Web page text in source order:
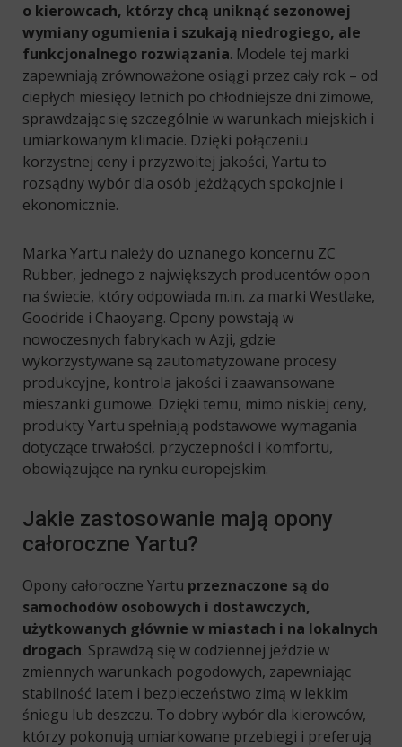
o kierowcach, którzy chcą uniknąć sezonowej
wymiany ogumienia i szukają niedrogiego, ale
funkcjonalnego rozwiązania. Modele tej marki
zapewniają zrównoważone osiągi przez cały rok – od
ciepłych miesięcy letnich po chłodniejsze dni zimowe,
sprawdzając się szczególnie w warunkach miejskich i
umiarkowanym klimacie. Dzięki połączeniu
korzystnej ceny i przyzwoitej jakości, Yartu to
rozsądny wybór dla osób jeżdżących spokojnie i
ekonomicznie.
Marka Yartu należy do uznanego koncernu ZC
Rubber, jednego z największych producentów opon
na świecie, który odpowiada m.in. za marki Westlake,
Goodride i Chaoyang. Opony powstają w
nowoczesnych fabrykach w Azji, gdzie
wykorzystywane są zautomatyzowane procesy
produkcyjne, kontrola jakości i zaawansowane
mieszanki gumowe. Dzięki temu, mimo niskiej ceny,
produkty Yartu spełniają podstawowe wymagania
dotyczące trwałości, przyczepności i komfortu,
obowiązujące na rynku europejskim.
Jakie zastosowanie mają opony
całoroczne Yartu?
Opony całoroczne Yartu przeznaczone są do
samochodów osobowych i dostawczych,
użytkowanych głównie w miastach i na lokalnych
drogach. Sprawdzą się w codziennej jeździe w
zmiennych warunkach pogodowych, zapewniając
stabilność latem i bezpieczeństwo zimą w lekkim
śniegu lub deszczu. To dobry wybór dla kierowców,
którzy pokonują umiarkowane przebiegi i preferują